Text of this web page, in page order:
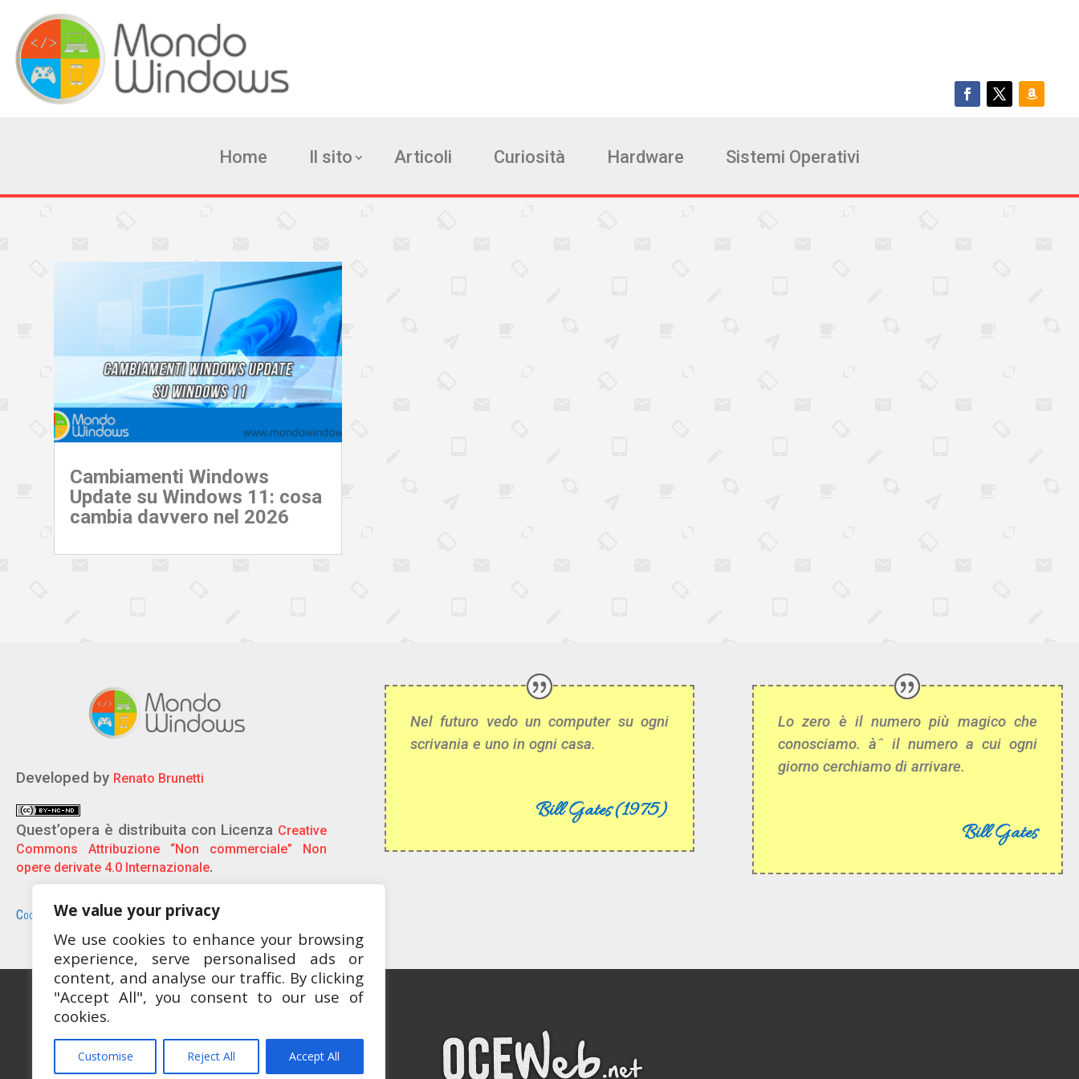
We value your privacy
We use cookies to enhance your browsing
experience, serve personalised ads or
content, and analyse our traffic. By clicking
"Accept All", you consent to our use of
cookies.
Customise Reject All Accept All
Home Il sito Articoli Curiosità Hardware Sistemi Operativi
Cambiamenti Windows
Update su Windows 11: cosa
cambia davvero nel 2026
Developed by Renato Brunetti
Quest’opera è distribuita con Licenza Creative
Commons Attribuzione “Non commerciale” Non
opere derivate 4.0 Internazionale.
Cookie Policy –Privacy Policy –Disclaimer
Nel futuro vedo un computer su ogni
scrivania e uno in ogni casa.
Bill Gates (1975)
Lo zero è il numero più magico che
conosciamo. àˆ il numero a cui ogni
giorno cerchiamo di arrivare.
Bill Gates
Ospitato da OCEWeb Network